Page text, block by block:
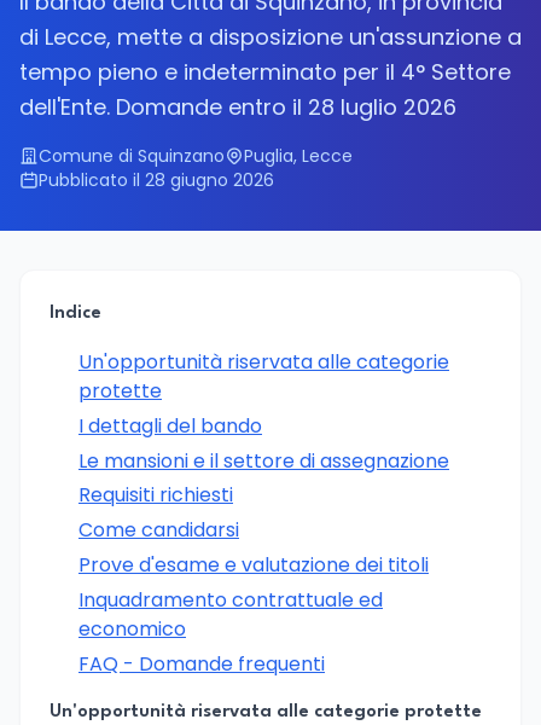
di Lecce, mette a disposizione un'assunzione a
tempo pieno e indeterminato per il 4° Settore
dell'Ente. Domande entro il 28 luglio 2026
Comune di Squinzano
Puglia, Lecce
Pubblicato il 28 giugno 2026
Indice
Un'opportunità riservata alle categorie
protette
I dettagli del bando
Le mansioni e il settore di assegnazione
Requisiti richiesti
Come candidarsi
Prove d'esame e valutazione dei titoli
Inquadramento contrattuale ed
economico
FAQ - Domande frequenti
Un'opportunità riservata alle categorie protette